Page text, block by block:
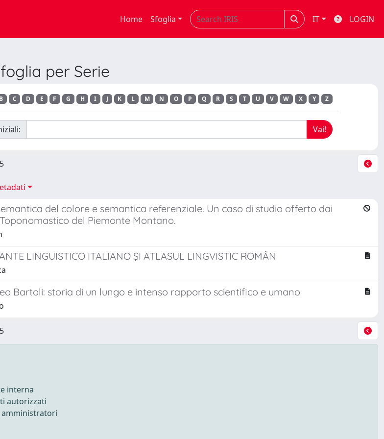
Home Sfoglia IT LOGIN
per Serie
B C D E F G H I J K L M N O P Q R S T U V W X Y Z
del colore e semantica referenziale. Un caso di studio offerto dai
del Piemonte Montano.
LINGUISTICO ITALIANO ŞI ATLASUL LINGVISTIC ROMÂN
Bartoli: storia di un lungo e intenso rapporto scientifico e umano
interna
autorizzati